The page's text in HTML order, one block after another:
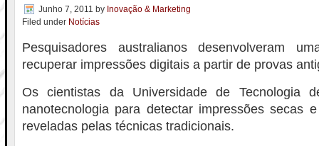
Junho 7, 2011 by Inovação & Marketing
Filed under Notícias
Pesquisadores australianos desenvolveram
recuperar impressões digitais a partir de provas
Os cientistas da Universidade de Tecnologia
nanotecnologia para detectar impressões secas
reveladas pelas técnicas tradicionais.